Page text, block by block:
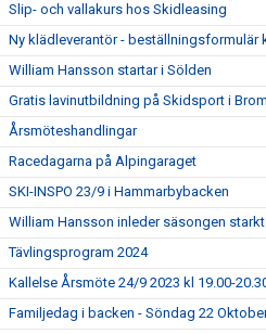
Slip- och vallakurs hos Skidleasing
Ny klädleverantör - beställningsformulär
William Hansson startar i Sölden
Gratis lavinutbildning på Skidsport i
Årsmöteshandlingar
Racedagarna på Alpingaraget
SKI-INSPO 23/9 i Hammarbybacken
William Hansson inleder säsongen starkt
Tävlingsprogram 2024
Kallelse Årsmöte 24/9 2023 kl 19.00-
Familjedag i backen - Söndag 22